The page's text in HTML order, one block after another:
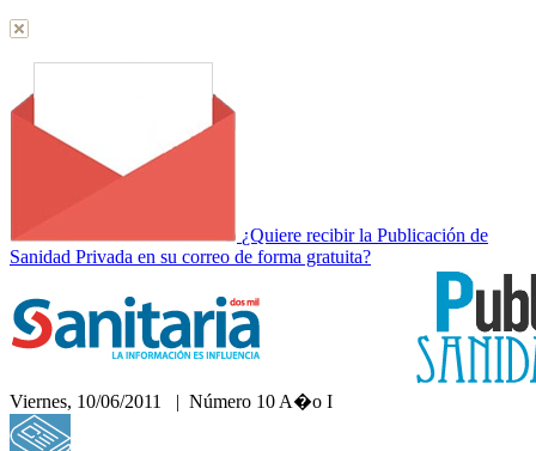
¿Quiere recibir la Publicación de
Sanidad Privada en su correo de forma gratuita?
Viernes, 10/06/2011 | Número 10 A�o I